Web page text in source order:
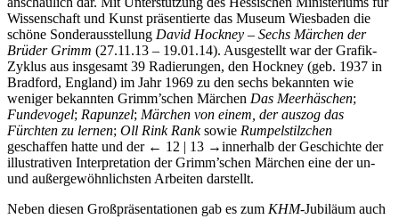
Wissenschaft und Kunst präsentierte das Museum Wiesbaden die
schöne Sonderausstellung David Hockney – Sechs Märchen der
Brüder Grimm (27.11.13 – 19.01.14). Ausgestellt war der Grafik-
Zyklus aus insgesamt 39 Radierungen, den Hockney (geb. 1937 in
Bradford, England) im Jahr 1969 zu den sechs bekannten wie
weniger bekannten Grimm’schen Märchen Das Meerhäschen;
Fundevogel; Rapunzel; Märchen von einem, der auszog das
Fürchten zu lernen; Oll Rink Ranksowie Rumpelstilzchen
geschaffen hatte und der ← 12 | 13 →innerhalb der Geschichte der
illustrativen Interpretation der Grimm’schen Märchen eine der un-
und außergewöhnlichsten Arbeiten darstellt.
Neben diesen Großpräsentationen gab es zum KHM-Jubiläum auch